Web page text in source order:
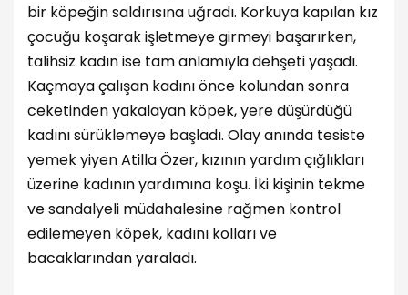
bir köpeğin saldırısına uğradı. Korkuya kapılan kız
çocuğu koşarak işletmeye girmeyi başarırken,
talihsiz kadın ise tam anlamıyla dehşeti yaşadı.
Kaçmaya çalışan kadını önce kolundan sonra
ceketinden yakalayan köpek, yere düşürdüğü
kadını sürüklemeye başladı. Olay anında tesiste
yemek yiyen Atilla Özer, kızının yardım çığlıkları
üzerine kadının yardımına koşu. İki kişinin tekme
ve sandalyeli müdahalesine rağmen kontrol
edilemeyen köpek, kadını kolları ve
bacaklarından yaraladı.